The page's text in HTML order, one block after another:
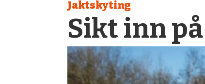
Jaktskyting
Sikt inn